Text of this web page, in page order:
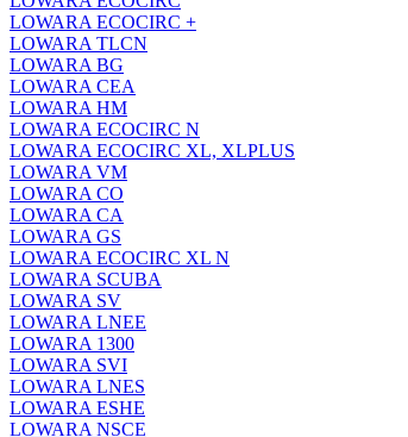
LOWARA ECOCIRC +
LOWARA TLCN
LOWARA BG
LOWARA CEA
LOWARA HM
LOWARA ECOCIRC N
LOWARA ECOCIRC XL, XLPLUS
LOWARA VM
LOWARA CO
LOWARA CA
LOWARA GS
LOWARA ECOCIRC XL N
LOWARA SCUBA
LOWARA SV
LOWARA LNEE
LOWARA 1300
LOWARA SVI
LOWARA LNES
LOWARA ESHE
LOWARA NSCE